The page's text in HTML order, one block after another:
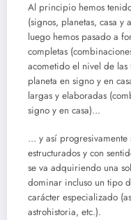
Al principio hemos
(signos, planetas, casa y
luego hemos pasado a
completas
acometido el nivel de las
planeta en signo y en
largas y elaboradas
signo y en casa)…
… y así progresivamente
estructurados y con
se va adquiriendo una
dominar incluso un tipo
carácter especializado
astrohistoria, etc.).